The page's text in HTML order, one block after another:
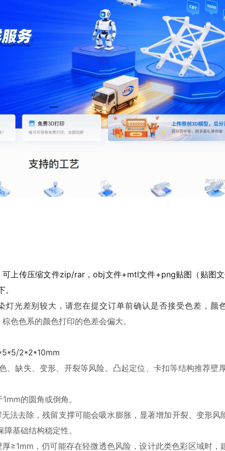
可上传压缩文件zip/rar，obj文件+mtl文件+png贴图（贴图
灯光差别较大，请您在提交订单前确认是否接受色差，颜
色色系的颜色打印的色差会偏大。
2*2*10mm
、缺失、变形、开裂等风险。凸起定位、卡扣等结构推荐壁
的圆角或倒角。
法去除，残留支撑可能会吸水膨胀，显著增加开裂、变形风
基础结构稳定性。
≥1mm，仍可能存在轻微透色风险，设计此类色彩区域时，